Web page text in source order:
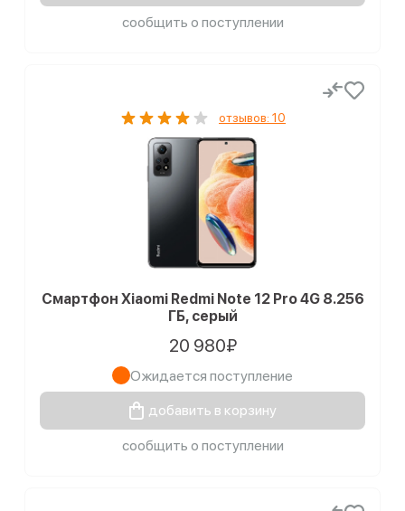
сообщить о поступлении
отзывов: 10
Смартфон Xiaomi Redmi Note 12 Pro 4G 8.256
ГБ, серый
20 980₽
Ожидается поступление
добавить в корзину
сообщить о поступлении